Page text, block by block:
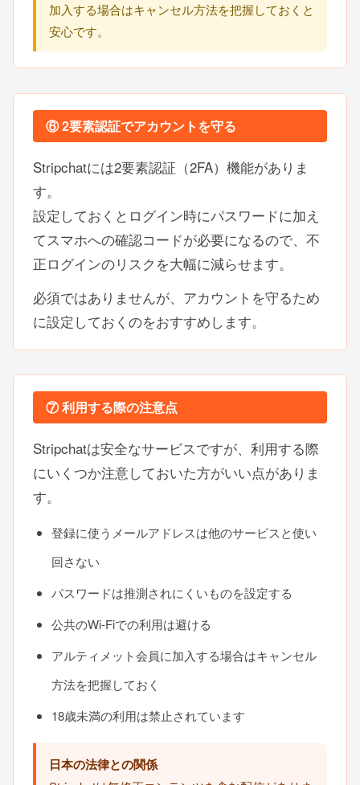
加入する場合はキャンセル方法を把握しておくと
安心です。
⑥ 2要素認証でアカウントを守る
Stripchatには2要素認証（2FA）機能がありま
す。
設定しておくとログイン時にパスワードに加え
てスマホへの確認コードが必要になるので、不
正ログインのリスクを大幅に減らせます。
必須ではありませんが、アカウントを守るため
に設定しておくのをおすすめします。
⑦ 利用する際の注意点
Stripchatは安全なサービスですが、利用する際
にいくつか注意しておいた方がいい点がありま
す。
登録に使うメールアドレスは他のサービスと使い
回さない
パスワードは推測されにくいものを設定する
公共のWi-Fiでの利用は避ける
アルティメット会員に加入する場合はキャンセル
方法を把握しておく
18歳未満の利用は禁止されています
日本の法律との関係